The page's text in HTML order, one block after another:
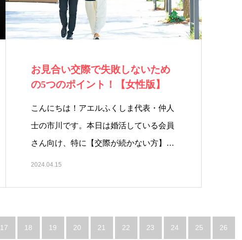
お見合い交際で失敗しないため
の5つのポイント！【女性版】
こんにちは！アエルふくしま代表・仲人
士の市川です。本日は婚活している会員
さん向け、特に【交際が続かない方】
に…
2024.04.15
17 18 19 20 21 22 23 24 25 26